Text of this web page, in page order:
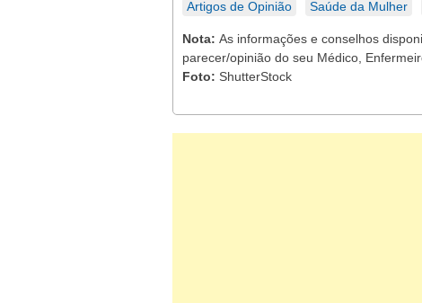
Artigos de Opinião Saúde da Mulher
Nota: As informações e conselhos
parecer/opinião do seu Médico,
Foto: ShutterStock